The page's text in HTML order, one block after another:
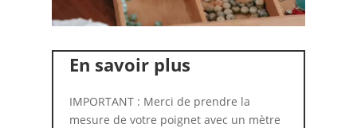
En savoir plus
IMPORTANT : Merci de prendre la
mesure de votre poignet avec un mètre